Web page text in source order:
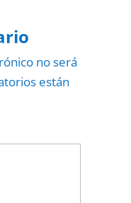
no será
están